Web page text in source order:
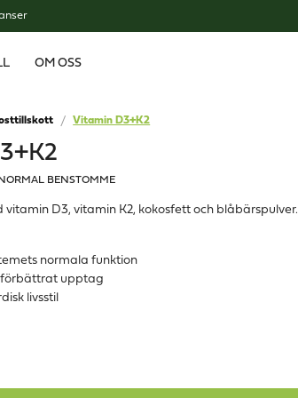
OM OSS
Vitamin D3+K2
BENSTOMME
D3, vitamin K2, kokosfett och blåbärspulver.
normala funktion
förbättrat upptag
livsstil